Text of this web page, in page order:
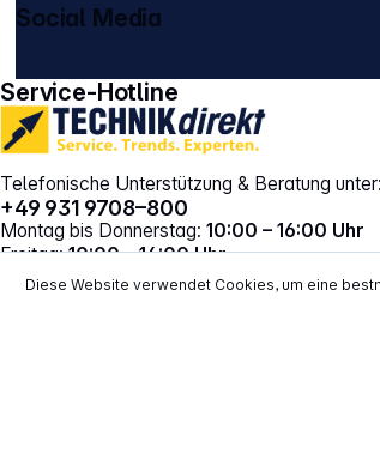
Service-Hotline
Telefonische Unterstützung & Beratung unter:
+49 931 9708–800
Montag bis Donnerstag: 10:00 – 16:00 Uhr
Freitag:10:00 – 14:00 Uhr
Vertrag widerrufen
Social Media
Diese Website verwendet Cookies, um eine